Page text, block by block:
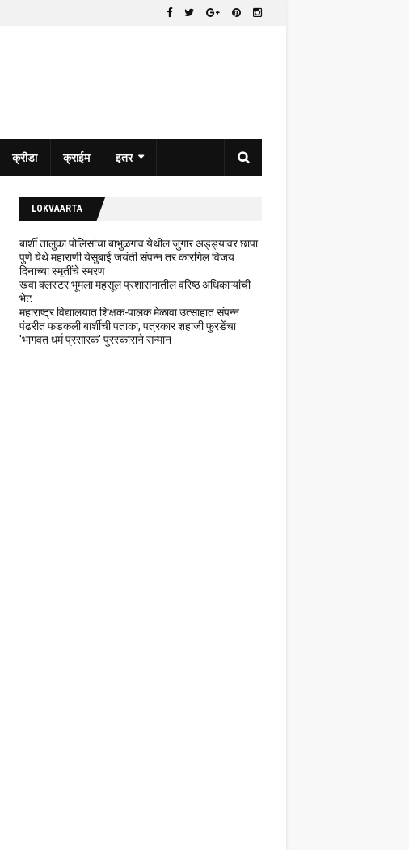
क्रीडा क्राईम इतर
LOKVAARTA
बार्शी तालुका पोलिसांचा बाभुळगाव येथील जुगार अड्ड्यावर छापा
पुणे येथे महाराणी येसुबाई जयंती संपन्न तर कारगिल विजय
दिनाच्या स्मृतींचे स्मरण
खवा क्लस्टर भूमला महसूल प्रशासनातील वरिष्ठ अधिकाऱ्यांची
भेट
महाराष्ट्र विद्यालयात शिक्षक-पालक मेळावा उत्साहात संपन्न
पंढरीत फडकली बार्शीची पताका, पत्रकार शहाजी फुरडेंचा
'भागवत धर्म प्रसारक' पुरस्काराने सन्मान